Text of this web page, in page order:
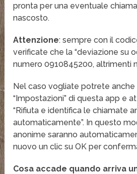
pronta per una eventuale
nascosto.
Attenzione: sempre con il
verificate che la “deviazione su
numero 0910845200, altrimenti
Nel caso vogliate potrete anche
“Impostazioni” di questa app e
“Rifiuta e identifica le chiamate
automaticamente”. In questo
anonime saranno
nuovo un clic su OK per
Cosa accade quando arriva